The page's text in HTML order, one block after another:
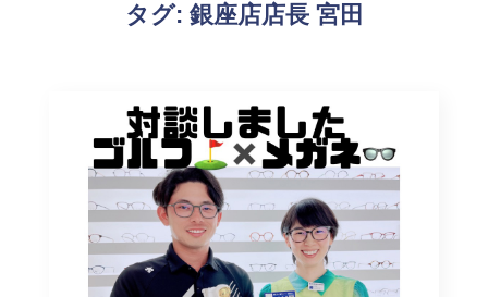
タグ: 銀座店店長 宮田